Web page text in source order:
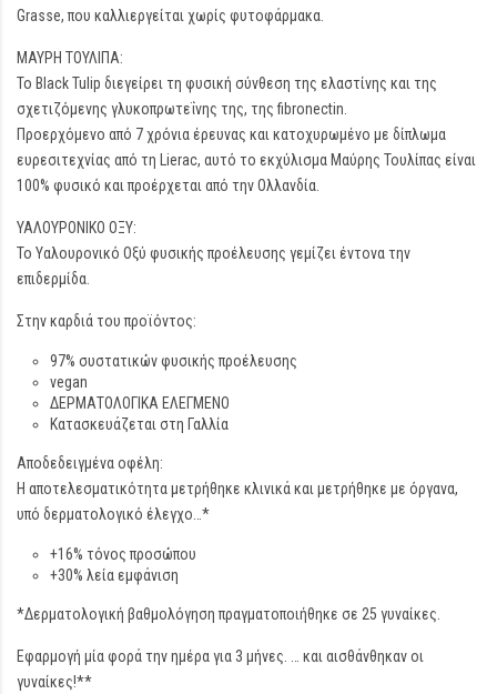
Grasse, που καλλιεργείται χωρίς φυτοφάρμακα.
ΜΑΥΡΗ ΤΟΥΛΙΠΑ:
Το Black Tulip διεγείρει τη φυσική σύνθεση της ελαστίνης και της
σχετιζόμενης γλυκοπρωτεΐνης της, της fibronectin.
Προερχόμενο από 7 χρόνια έρευνας και κατοχυρωμένο με δίπλωμα
ευρεσιτεχνίας από τη Lierac, αυτό το εκχύλισμα Μαύρης Τουλίπας είναι
100% φυσικό και προέρχεται από την Ολλανδία.
ΥΑΛΟΥΡΟΝΙΚΟ ΟΞΥ:
Το Υαλουρονικό Οξύ φυσικής προέλευσης γεμίζει έντονα την
επιδερμίδα.
Στην καρδιά του προϊόντος:
97% συστατικών φυσικής προέλευσης
vegan
ΔΕΡΜΑΤΟΛΟΓΙΚΑ ΕΛΕΓΜΕΝΟ
Κατασκευάζεται στη Γαλλία
Αποδεδειγμένα οφέλη:
Η αποτελεσματικότητα μετρήθηκε κλινικά και μετρήθηκε με όργανα,
υπό δερματολογικό έλεγχο…*
+16% τόνος προσώπου
+30% λεία εμφάνιση
*Δερματολογική βαθμολόγηση πραγματοποιήθηκε σε 25 γυναίκες.
Εφαρμογή μία φορά την ημέρα για 3 μήνες. … και αισθάνθηκαν οι
γυναίκες!**